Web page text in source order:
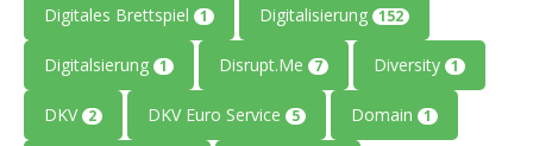
Digitales Brettspiel 1 Digitalisierung 152
Digitalsierung 1 Disrupt.Me 7 Diversity 1
DKV 2 DKV Euro Service 5 Domain 1